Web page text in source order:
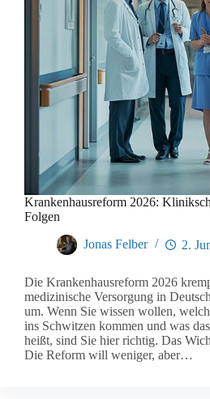
Krankenhausreform 2026:
Folgen
Jonas Felber 2.
Die Krankenhausreform 2026
medizinische Versorgung in
um. Wenn Sie wissen wollen,
ins Schwitzen kommen und was
heißt, sind Sie hier richtig. Das
Die Reform will weniger, aber…